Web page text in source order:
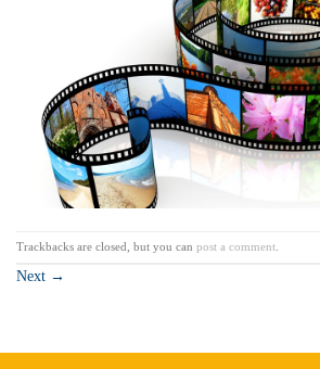
Trackbacks are closed, but you can post a comment
Next →